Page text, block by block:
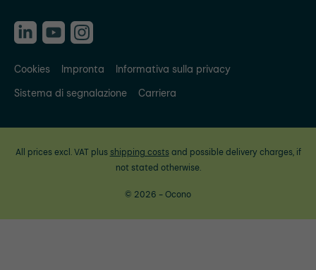
Cookies Impronta
Informativa sulla privacy
Sistema di segnalazione
Carriera
All prices excl. VAT plus shipping costsand possible delivery charges, if
not stated otherwise.
© 2026 - Ocono